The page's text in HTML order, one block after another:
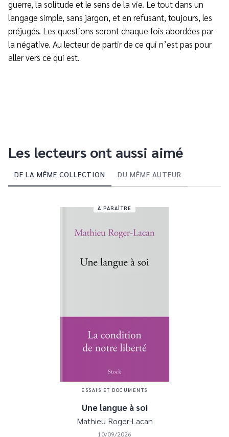
guerre, la solitude et le sens de la vie. Le tout dans un
langage simple, sans jargon, et en refusant, toujours, les
préjugés. Les questions seront chaque fois abordées par
la négative. Au lecteur de partir de ce qui n’est pas pour
aller vers ce qui est.
Les lecteurs ont aussi aimé
DE LA MÊME COLLECTION DU MÊME AUTEUR
À PARAÎTRE
ESSAIS ET DOCUMENTS
Une langue à soi
Mathieu Roger-Lacan
10/09/2026